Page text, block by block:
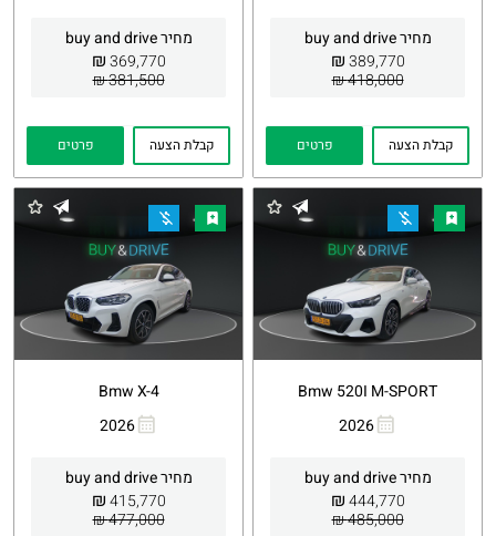
מחיר buy and drive
389,770
₪
418,000 ₪
קבלת הצעה פרטים
מחיר buy and drive
369,770
₪
381,500 ₪
קבלת הצעה פרטים
Bmw 520I M-SPORT
2026
מחיר buy and drive
444,770
₪
485,000 ₪
Whatsapp
Bmw X-4
2026
מחיר buy and drive
415,770
₪
477,000 ₪
Whatsapp